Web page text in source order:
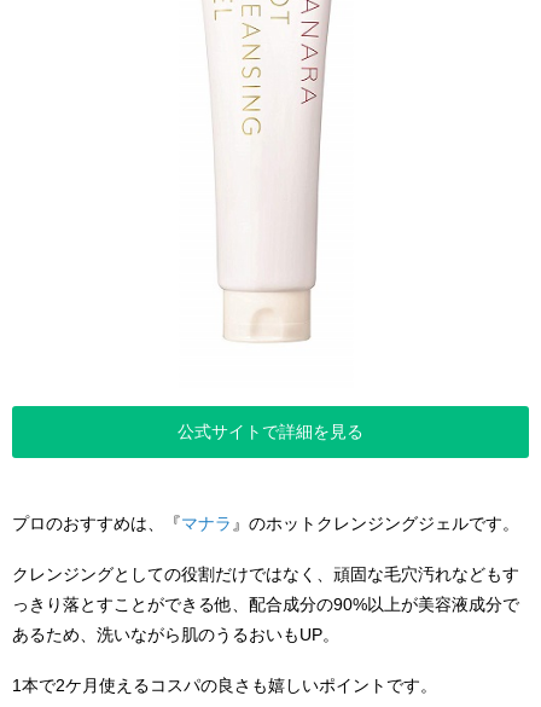
公式サイトで詳細を見る
プロのおすすめは、『マナラ 』のホットクレンジングジェルです。
クレンジングとしての役割だけではなく、頑固な毛穴汚れなどもす
っきり落とすことができる他、配合成分の90%以上が美容液成分で
あるため、洗いながら肌のうるおいもUP。
1本で2ケ月使えるコスパの良さも嬉しいポイントです。